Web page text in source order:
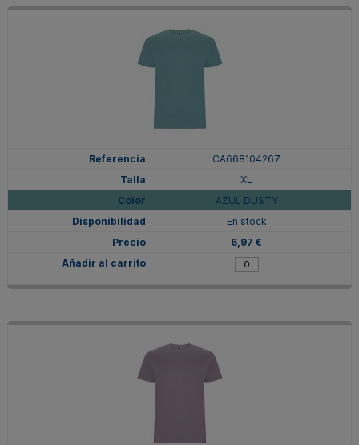
CA668104267
XL
AZUL DUSTY
En stock
6,97 €